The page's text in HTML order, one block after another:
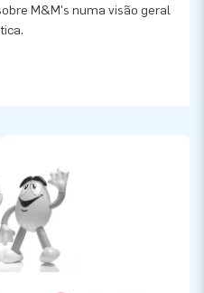
M&M's numa visão geral